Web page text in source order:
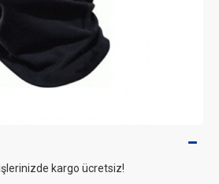
kargo ücretsiz!